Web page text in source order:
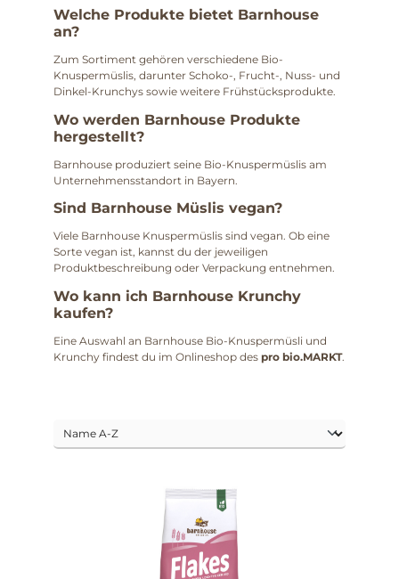
Welche Produkte bietet Barnhouse
an?
Zum Sortiment gehören verschiedene Bio-
Knuspermüslis, darunter Schoko-, Frucht-, Nuss- und
Dinkel-Krunchys sowie weitere Frühstücksprodukte.
Wo werden Barnhouse Produkte
hergestellt?
Barnhouse produziert seine Bio-Knuspermüslis am
Unternehmensstandort in Bayern.
Sind Barnhouse Müslis vegan?
Viele Barnhouse Knuspermüslis sind vegan. Ob eine
Sorte vegan ist, kannst du der jeweiligen
Produktbeschreibung oder Verpackung entnehmen.
Wo kann ich Barnhouse Krunchy
kaufen?
Eine Auswahl an Barnhouse Bio-Knuspermüsli und
Krunchy findest du im Onlineshop des pro bio.MARKT.